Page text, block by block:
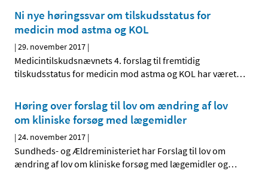
Ni nye høringssvar om tilskudsstatus for
medicin mod astma og KOL
|29. november 2017 |
Medicintilskudsnævnets 4. forslag til fremtidig
tilskudsstatus for medicin mod astma og KOL har været…
Høring over forslag til lov om ændring af lov
om kliniske forsøg med lægemidler
|24. november 2017 |
Sundheds- og Ældreministeriet har Forslag til lov om
ændring af lov om kliniske forsøg med lægemidler og…